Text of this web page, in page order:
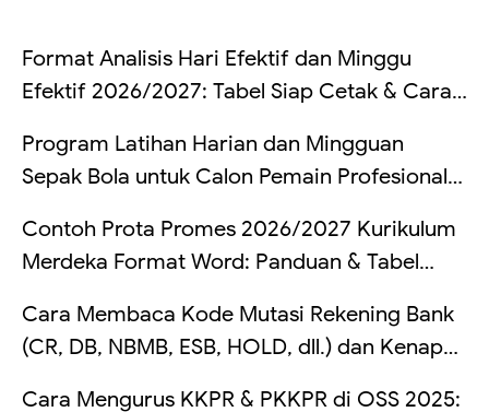
Format Analisis Hari Efektif dan Minggu
Efektif 2026/2027: Tabel Siap Cetak & Cara
Program Latihan Harian dan Mingguan
Sepak Bola untuk Calon Pemain Profesional
Contoh Prota Promes 2026/2027 Kurikulum
Merdeka Format Word: Panduan & Tabel
Cara Membaca Kode Mutasi Rekening Bank
(CR, DB, NBMB, ESB, HOLD, dll.) dan Kenapa
Cara Mengurus KKPR & PKKPR di OSS 2025: